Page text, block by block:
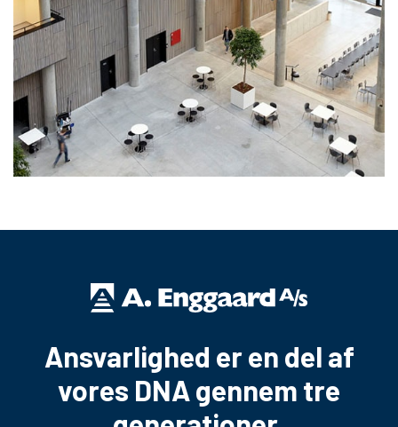
Ansvarlighed er en del af
vores DNA gennem tre